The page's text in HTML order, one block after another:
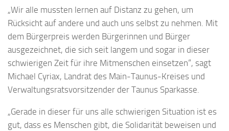
„Wir alle mussten lernen auf Distanz zu gehen, um
Rücksicht auf andere und auch uns selbst zu nehmen. Mit
dem Bürgerpreis werden Bürgerinnen und Bürger
ausgezeichnet, die sich seit langem und sogar in dieser
schwierigen Zeit für ihre Mitmenschen einsetzen“, sagt
Michael Cyriax, Landrat des Main-Taunus-Kreises und
Verwaltungsratsvorsitzender der Taunus Sparkasse.
„Gerade in dieser für uns alle schwierigen Situation ist es
gut, dass es Menschen gibt, die Solidarität beweisen und